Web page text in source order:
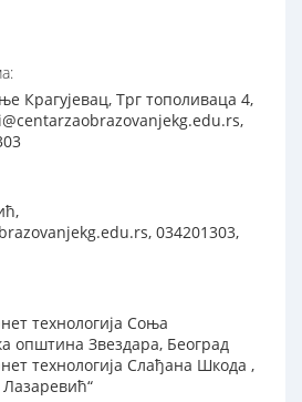
Крагујевац, Трг тополиваца 4,
034201303,
технологија Соња
општина Звездара, Београд
технологија Слађана Шкода ,